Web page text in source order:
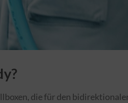
die für den